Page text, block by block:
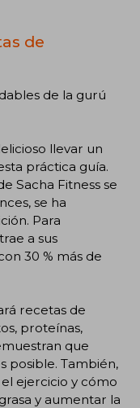
de
de la gurú
llevar un
práctica guía.
Sacha Fitness se
se ha
Para
a sus
30 % más de
recetas de
proteínas,
que
posible. También,
ejercicio y cómo
y aumentar la